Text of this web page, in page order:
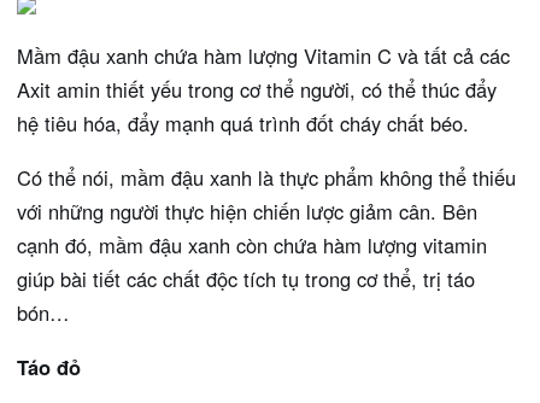
Mầm đậu xanh chứa hàm lượng Vitamin C và tất cả các
Axit amin thiết yếu trong cơ thể người, có thể thúc đẩy
hệ tiêu hóa, đẩy mạnh quá trình đốt cháy chất béo.
Có thể nói, mầm đậu xanh là thực phẩm không thể thiếu
với những người thực hiện chiến lược giảm cân. Bên
cạnh đó, mầm đậu xanh còn chứa hàm lượng vitamin
giúp bài tiết các chất độc tích tụ trong cơ thể, trị táo
bón…
Táo đỏ